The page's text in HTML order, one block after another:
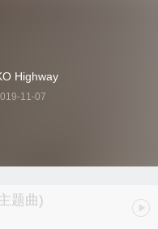
Highway
11-07
题曲)